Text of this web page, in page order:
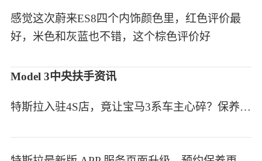
感觉这次蔚来ES8四个内饰颜色里，红色评价最
好，米色和灰蓝也不错，这个棕色评价好
Model 3中央扶手资讯
特斯拉入驻4S店，竟让宝马3系车主心碎？保养成本揭开油电真相！